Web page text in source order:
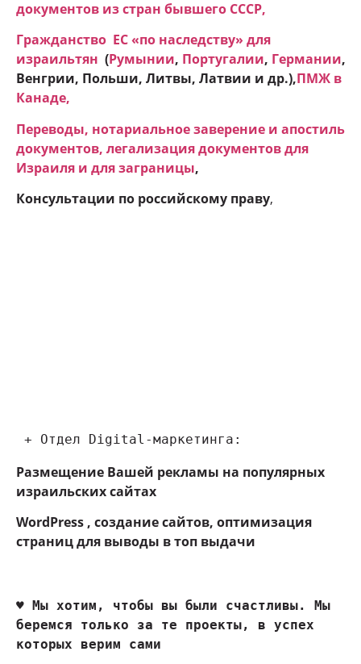
документов из стран бывшего СССР,
Гражданство ЕC «по наследству» для
израильтян (Румынии, Португалии, Германии,
Венгрии, Польши, Литвы, Латвии и др.),ПМЖ в
Канаде,
Переводы, нотариальное заверение и апостиль
документов, легализация документов для
Израиля и для заграницы,
Консультации по российскому праву,
+ Отдел Digital-маркетинга:
Размещение Вашей рекламы на популярных
израильских сайтах
WordPress , создание сайтов, оптимизация
страниц для выводы в топ выдачи
♥
Мы хотим, чтобы вы были счастливы. Мы
беремся только за те проекты, в успех
которых верим сами